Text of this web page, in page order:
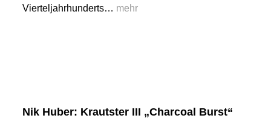
Vierteljahrhunderts… mehr
Nik Huber: Krautster III „Charcoal Burst“